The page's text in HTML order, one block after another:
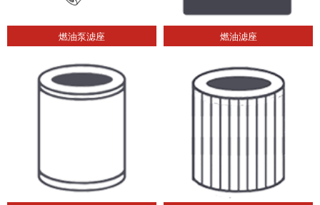
燃油泵滤座 燃油滤座